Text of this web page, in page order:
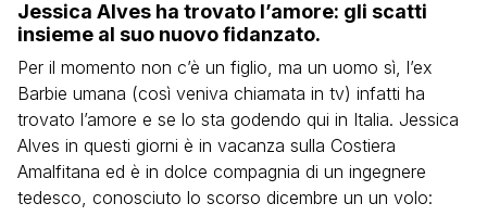
Jessica Alves ha trovato l’amore: gli scatti
insieme al suo nuovo fidanzato.
Per il momento non c’è un figlio, ma un uomo sì, l’ex
Barbie umana (così veniva chiamata in tv) infatti ha
trovato l’amore e se lo sta godendo qui in Italia. Jessica
Alves in questi giorni è in vacanza sulla Costiera
Amalfitana ed è in dolce compagnia di un ingegnere
tedesco, conosciuto lo scorso dicembre un un volo: